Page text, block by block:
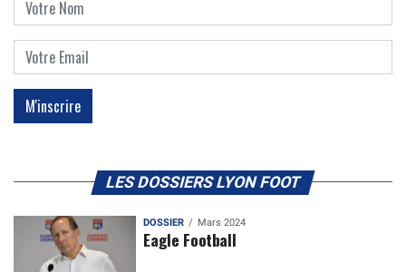
LES DOSSIERS LYON FOOT
DOSSIER Mars 2024
Eagle Football